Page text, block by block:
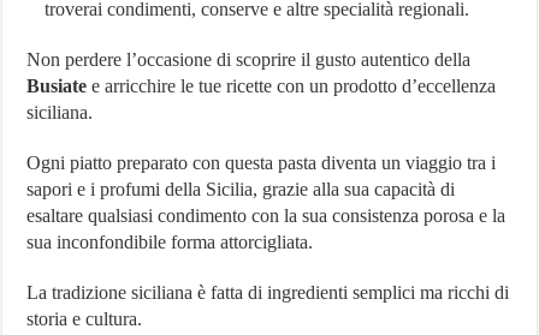
troverai condimenti, conserve e altre specialità regionali.
Non perdere l’occasione di scoprire il gusto autentico della
Busiate e arricchire le tue ricette con un prodotto d’eccellenza
siciliana.
Ogni piatto preparato con questa pasta diventa un viaggio tra i
sapori e i profumi della Sicilia, grazie alla sua capacità di
esaltare qualsiasi condimento con la sua consistenza porosa e la
sua inconfondibile forma attorcigliata.
La tradizione siciliana è fatta di ingredienti semplici ma ricchi di
storia e cultura.